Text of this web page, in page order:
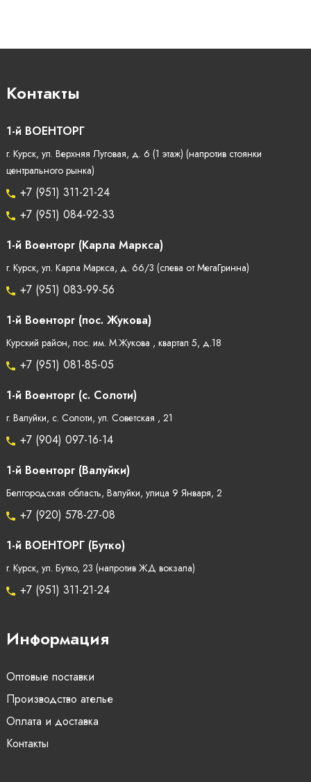
Контакты
1-й ВОЕНТОРГ
г. Курск, ул. Верхняя Луговая, д. 6 (1 этаж) (напротив стоянки
центрального рынка)
+7 (951) 311-21-24
+7 (951) 084-92-33
1-й Военторг (Карла Маркса)
г. Курск, ул. Карла Маркса, д. 66/3 (слева от МегаГринна)
+7 (951) 083-99-56
1-й Военторг (пос. Жукова)
Курский район, пос. им. М.Жукова , квартал 5, д.18
+7 (951) 081-85-05
1-й Военторг (с. Солоти)
г. Валуйки, с. Солоти, ул. Советская , 21
+7 (904) 097-16-14
1-й Военторг (Валуйки)
Белгородская область, Валуйки, улица 9 Января, 2
+7 (920) 578-27-08
1-й ВОЕНТОРГ (Бутко)
г. Курск, ул. Бутко, 23 (напротив ЖД вокзала)
+7 (951) 311-21-24
Информация
Оптовые поставки
Производство ателье
Оплата и доставка
Контакты